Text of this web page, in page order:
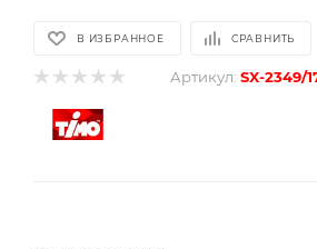
В ИЗБРАННОЕ СРАВНИТЬ
Артикул: SX-2349/